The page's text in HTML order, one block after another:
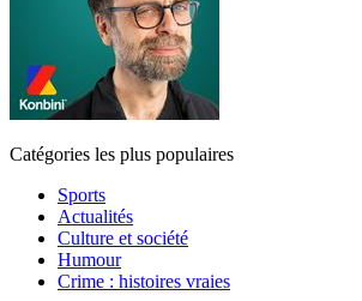
Catégories les plus populaires
Sports
Actualités
Culture et société
Humour
Crime : histoires vraies